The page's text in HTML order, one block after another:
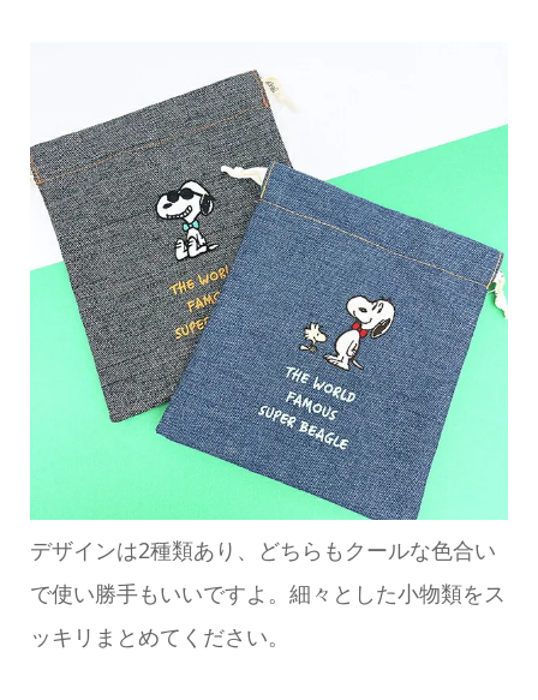
デザインは2種類あり、どちらもクールな色合い
で使い勝手もいいですよ。細々とした小物類をス
ッキリまとめてください。